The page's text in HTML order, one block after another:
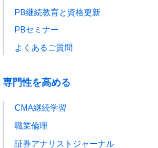
PB継続教育と資格更新
PBセミナー
よくあるご質問
専門性を高める
CMA継続学習
職業倫理
証券アナリストジャーナル